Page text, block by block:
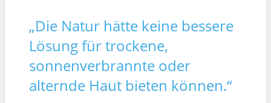
„Die Natur hätte keine bessere
Lösung für trockene,
sonnenverbrannte oder
alternde Haut bieten können.“